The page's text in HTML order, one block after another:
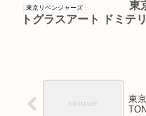
東京リベンジャーズ
東
トグラスアート ドミテ
東